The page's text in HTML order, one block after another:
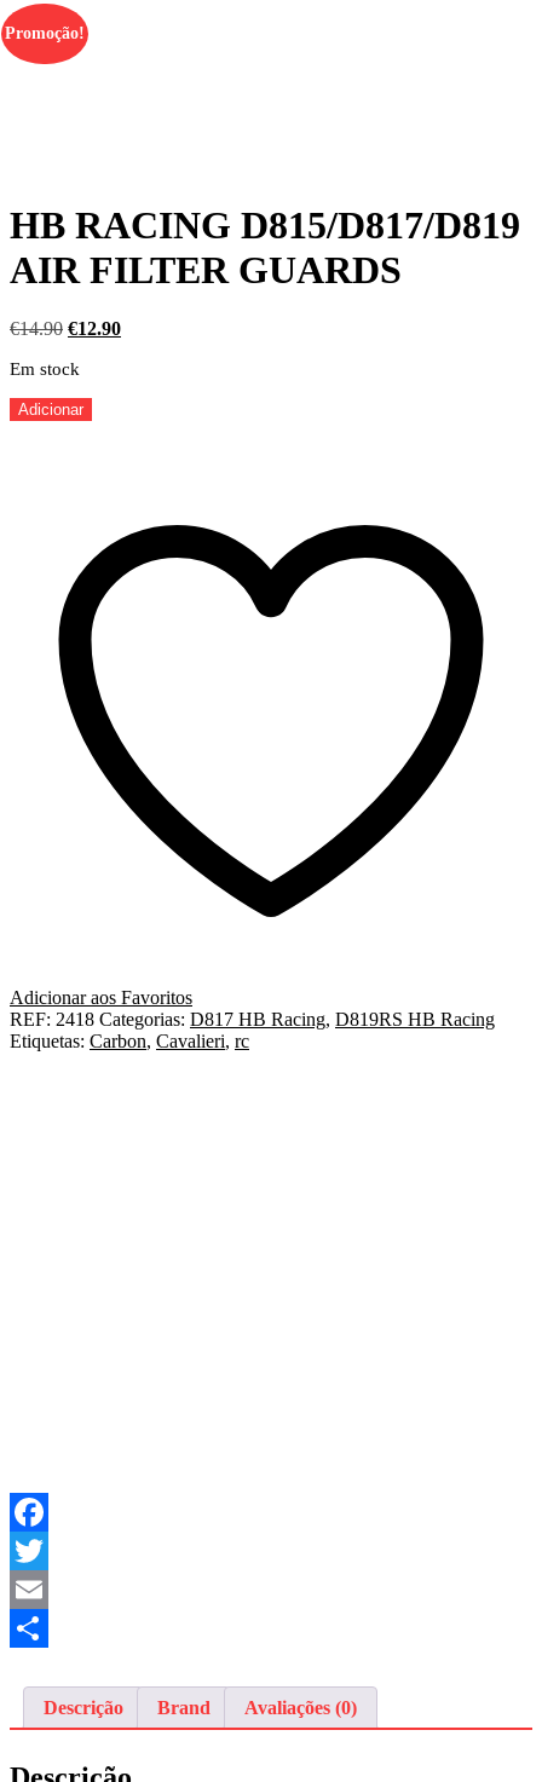
Promoção!
HB RACING D815/D817/D819
AIR FILTER GUARDS
€14.90 O
original
€14.90.
€12.90O
Em stock
Quantidade
GUARDS
Adicionar
Adicionar aos Favoritos
REF: 2418 Categorias: D817 HB Racing, D819RS HB Racing
Etiquetas: Carbon, Cavalieri, rc
Facebook
Twitter
Email
Descrição
Brand Avaliações (0)